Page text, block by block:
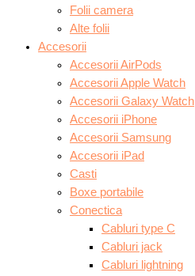
Folii camera
Alte folii
Accesorii
Accesorii AirPods
Accesorii Apple Watch
Accesorii Galaxy Watch
Accesorii iPhone
Accesorii Samsung
Accesorii iPad
Casti
Boxe portabile
Conectica
Cabluri type C
Cabluri jack
Cabluri lightning